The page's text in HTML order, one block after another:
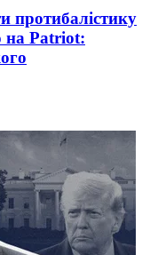
на Patriot: